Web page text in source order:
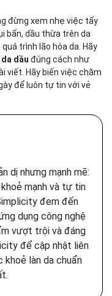
đừng xem nhẹ việc tẩy
bẩn, dầu thừa trên da
trình lão hóa da. Hãy
dầu đúng cách như
viết. Hãy biến việc chăm
để luôn tự tin với vẻ
dị nhưng mạnh mẽ:
mạnh và tự tin
đem đến
dụng công nghệ
vượt trội và đáng
để cập nhật liên
làn da chuẩn